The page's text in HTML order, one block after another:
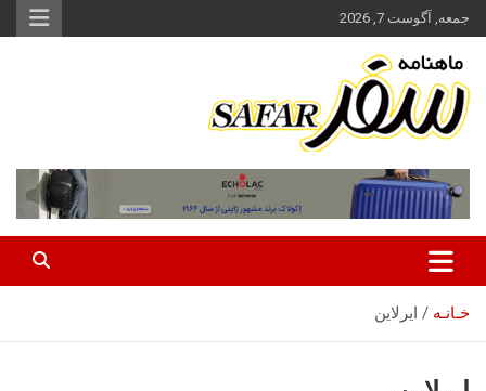
محتوا
بروید
جمعه, آگوست 7, 2026
سفر آنلاین
خـانـه ایرلاین